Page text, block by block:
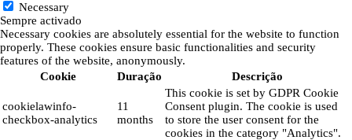
Necessary
Sempre activado
Necessary cookies are absolutely essential for the website to function
properly. These cookies ensure basic functionalities and security
features of the website, anonymously.
Cookie
Duração Descrição
cookielawinfo-
checkbox-analytics
11
months
This cookie is set by GDPR Cookie
Consent plugin. The cookie is used
to store the user consent for the
cookies in the category "Analytics".